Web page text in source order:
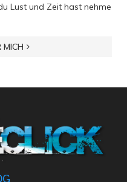
Lust und Zeit hast nehme
MICH